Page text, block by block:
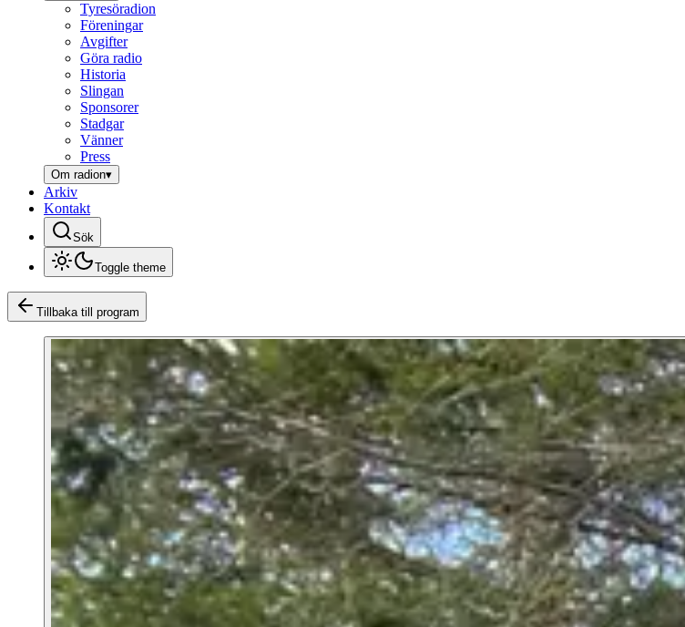
Tyresöradion
Föreningar
Avgifter
Göra radio
Historia
Slingan
Sponsorer
Stadgar
Vänner
Press
Om radion▾
Arkiv
Kontakt
Sök
Toggle theme
Tillbaka till program